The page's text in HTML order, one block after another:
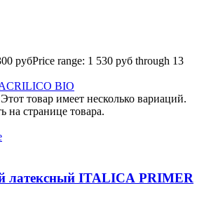
рубPrice range: 1 530 руб through 13
Этот товар имеет несколько вариаций.
странице товара.
латексный ITALICA PRIMER